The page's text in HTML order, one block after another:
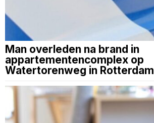
Man overleden na brand in
appartementencomplex op
Watertorenweg in Rotterdam